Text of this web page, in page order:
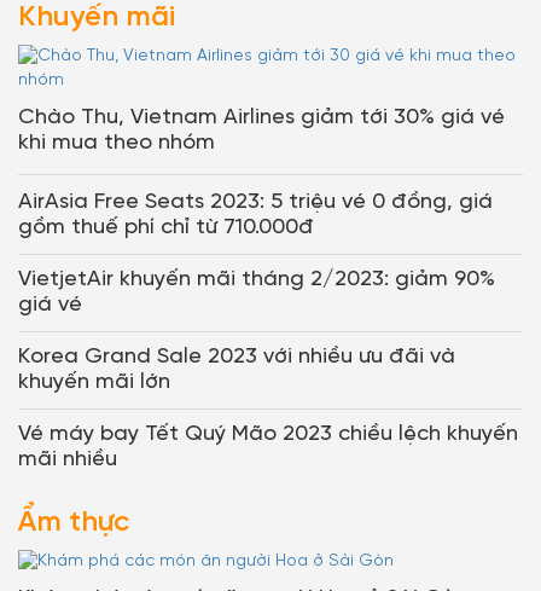
Khuyến mãi
Chào Thu, Vietnam Airlines giảm tới 30% giá vé
khi mua theo nhóm
AirAsia Free Seats 2023: 5 triệu vé 0 đồng, giá
gồm thuế phí chỉ từ 710.000đ
VietjetAir khuyến mãi tháng 2/2023: giảm 90%
giá vé
Korea Grand Sale 2023 với nhiều ưu đãi và
khuyến mãi lớn
Vé máy bay Tết Quý Mão 2023 chiều lệch khuyến
mãi nhiều
Ẩm thực